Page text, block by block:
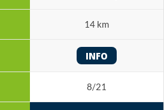
14 km
INFO
8/21